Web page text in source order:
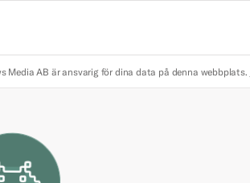
Media AB är ansvarig för dina data på denna webbplats.